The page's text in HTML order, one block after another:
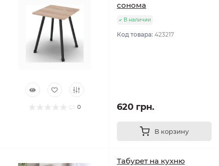
0
сонома
В наличии
Код товара: 423217
620 грн.
В корзину
Табурет на кухню